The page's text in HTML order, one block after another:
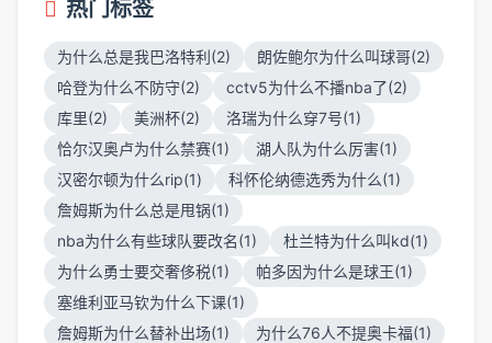
热门标签
为什么总是我巴洛特利(2)
朗佐鲍尔为什么叫球哥(2)
哈登为什么不防守(2)
cctv5为什么不播nba了(2)
库里(2)
美洲杯(2)
洛瑞为什么穿7号(1)
恰尔汉奥卢为什么禁赛(1)
湖人队为什么厉害(1)
汉密尔顿为什么rip(1)
科怀伦纳德选秀为什么(1)
詹姆斯为什么总是甩锅(1)
nba为什么有些球队要改名(1)
杜兰特为什么叫kd(1)
为什么勇士要交奢侈税(1)
帕多因为什么是球王(1)
塞维利亚马钦为什么下课(1)
詹姆斯为什么替补出场(1)
为什么76人不提奥卡福(1)